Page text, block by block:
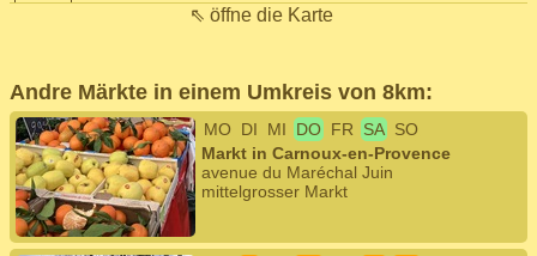
⇖ öffne die Karte
Andre Märkte in einem Umkreis von 8km:
MO DI MI DO FR SA SO
Markt in Carnoux-en-Provence
avenue du Maréchal Juin
mittelgrosser Markt